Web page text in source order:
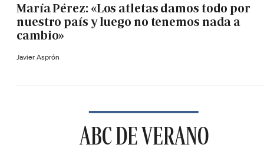
María Pérez: «Los atletas damos todo por
nuestro país y luego no tenemos nada a
cambio»
Javier Asprón
ABC DE VERANO